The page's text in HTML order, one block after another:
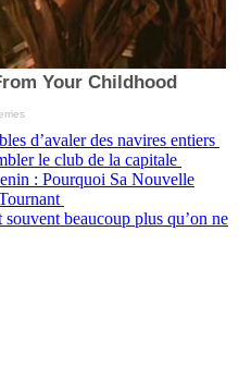
d’avaler des navires entiers
le club de la capitale
: Pourquoi Sa Nouvelle
beaucoup plus qu’on ne